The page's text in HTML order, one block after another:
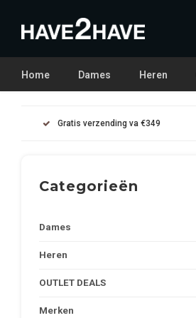
Home Dames Heren
Gratis verzending va €349
Categorieën
Dames
Heren
OUTLET DEALS
Merken